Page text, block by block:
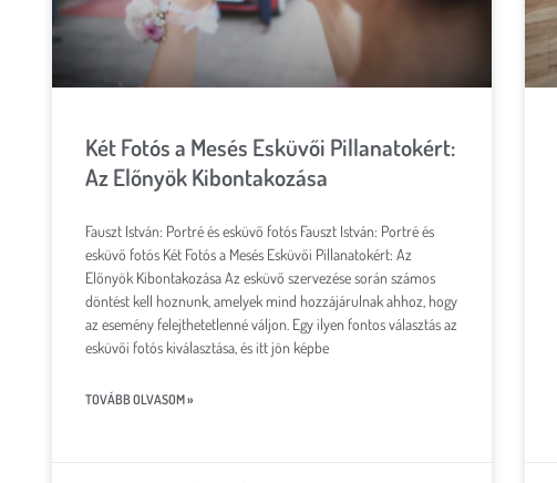
Két Fotós a Mesés Esküvői Pillanatokért:
Az Előnyök Kibontakozása
Fauszt István: Portré és esküvő fotós Fauszt István: Portré és
esküvő fotós Két Fotós a Mesés Esküvői Pillanatokért: Az
Előnyök Kibontakozása Az esküvő szervezése során számos
döntést kell hoznunk, amelyek mind hozzájárulnak ahhoz, hogy
az esemény felejthetetlenné váljon. Egy ilyen fontos választás az
esküvői fotós kiválasztása, és itt jön képbe
TOVÁBB OLVASOM »